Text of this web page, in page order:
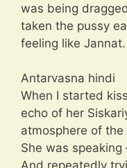
was being
taken the pussy
feeling like Jannat.
Antarvasna hindi
When I started
echo of her
atmosphere of
She was